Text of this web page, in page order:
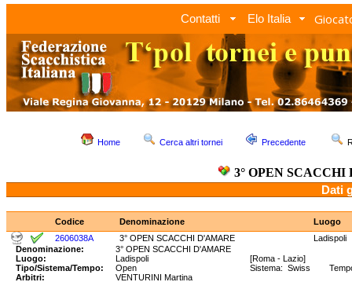
Contatti Elo Italia
Home Cerca altri tornei Precedente
3° OPEN
Dati
Codice Denominazione
Luogo
2606038A
3° OPEN SCACCHI D'AMARE
Ladispoli
Denominazione:
3° OPEN SCACCHI D'AMARE
Luogo:
Ladispoli
[Roma - Lazio]
Tipo/Sistema/Tempo:
Open
Sistema: Swiss
Arbitri:
VENTURINI Martina